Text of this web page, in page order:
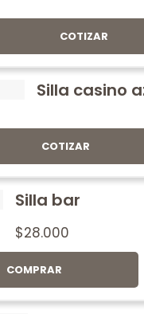
COTIZAR
Silla casino
COTIZAR
Silla bar
$28.000
COMPRAR